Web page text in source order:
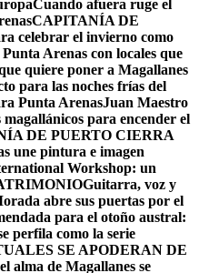
Cuando afuera ruge el
CAPITANÍA DE
celebrar el invierno como
Arenas con locales que
quiere poner a Magallanes
para las noches frías del
Punta ArenasJuan Maestro
para encender el
DE PUERTO CIERRA
une pintura e imagen
Workshop: un
Guitarra, voz y
abre sus puertas por el
para el otoño austral:
perfila como la serie
SE APODERAN DE
alma de Magallanes se